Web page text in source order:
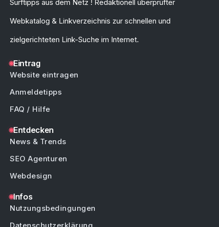
Surftipps aus dem Netz ! Redaktionell überprüfter
Webkatalog & Linkverzeichnis zur schnellen und
zielgerichteten Link-Suche im Internet.
Eintrag
Website eintragen
Anmeldetipps
FAQ / Hilfe
Entdecken
News & Trends
SEO Agenturen
Webdesign
Infos
Nutzungsbedingungen